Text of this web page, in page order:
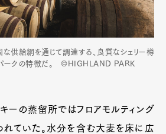
な供給網を通じて調達する、良質なシェリー樽
パークの特徴だ。 ©HIGHLAND PARK
ーの蒸留所ではフロアモルティング
れていた。水分を含む大麦を床に広